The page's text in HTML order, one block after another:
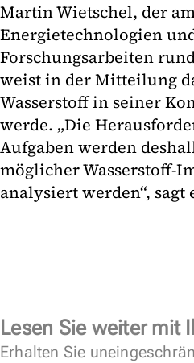
Martin Wietschel, der
Energietechnologien
Forschungsarbeiten
weist in der Mitteilung
Wasserstoff in seiner
werde. „Die
Aufgaben werden
möglicher Wasserstoff-
analysiert werden“, sagt
Lesen Sie weiter mit
Erhalten Sie